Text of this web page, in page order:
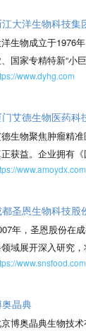
专注于实验室玻
澧和津市均设有
线，并可承接
进行产品创新和改
大洋生物科技集
生物成立于1976
国家专精特新“小
003017。 作为一
系认证。核心产品
比表面积大、溶
药盐酸氨丙啉已
主要出口至欧洲
有国家级博士后
利，主持起草碳
头控制“三废”产生
低碳为底色，通过
www.dyhg.com
门艾德生物医药科
生物聚焦肿瘤精
获益。企业拥有
站》、发改委《
品覆盖各大癌种的
随诊断海外获批
瞄准行业创新源
www.amoydx.com
都圣恩生物科技股
年，圣恩股份在
域展开深入研究
风味模块”数据库
来健康美味的享
www.snsfood.com
晶典
博奥晶典生物技